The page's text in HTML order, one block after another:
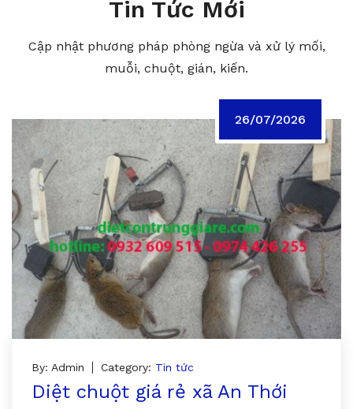
Tin Tức Mới
Cập nhật phương pháp phòng ngừa và xử lý mối,
muỗi, chuột, gián, kiến.
26/07/2026
By: Admin Category: Tin tức
Diệt chuột giá rẻ xã An Thới